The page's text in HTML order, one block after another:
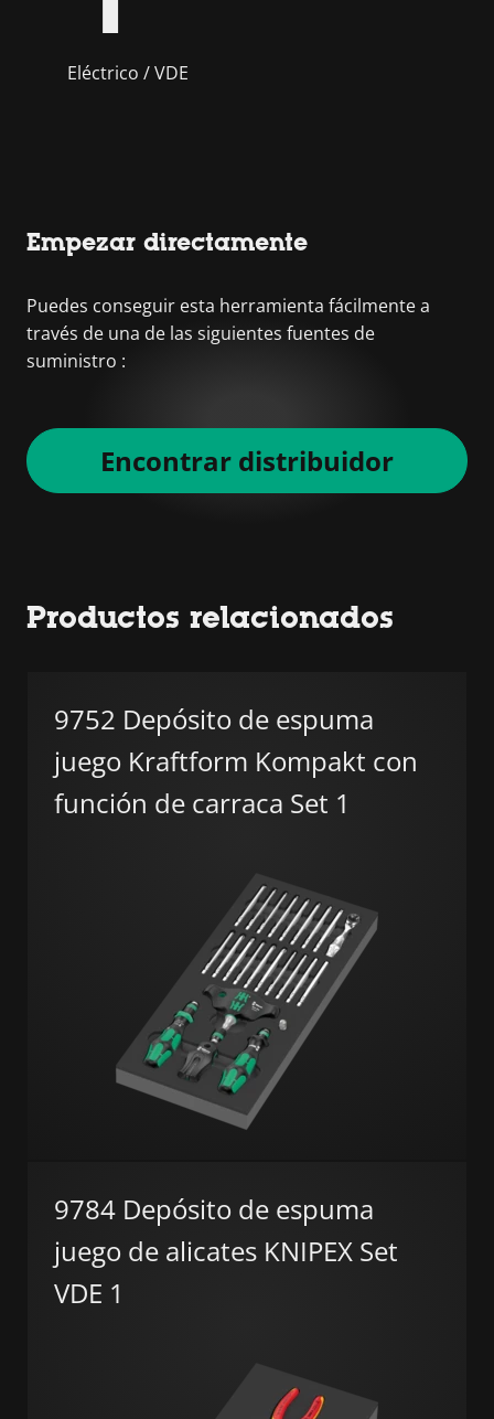
Eléctrico / VDE
Empezar directamente
Puedes conseguir esta herramienta fácilmente a
través de una de las siguientes fuentes de
suministro :
Encontrar distribuidor
Productos relacionados
9752 Depósito de espuma
juego Kraftform Kompakt con
función de carraca Set 1
9784 Depósito de espuma
juego de alicates KNIPEX Set
VDE 1